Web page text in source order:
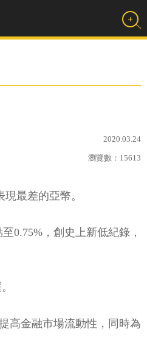
2020.03.24
瀏覽數： 15613
最差的亞幣。
0.75%，創史上新低紀錄，
高金融市場流動性，同時為